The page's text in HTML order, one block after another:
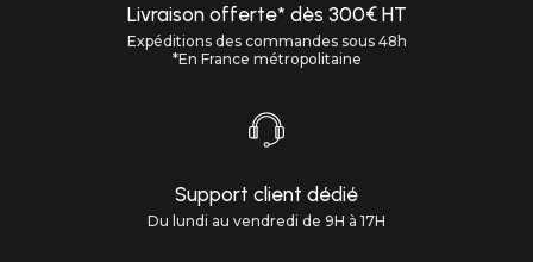
Livraison offerte* dès 300€ HT
Expéditions des commandes sous 48h
*En France métropolitaine
Support client dédié
Du lundi au vendredi de 9H à 17H